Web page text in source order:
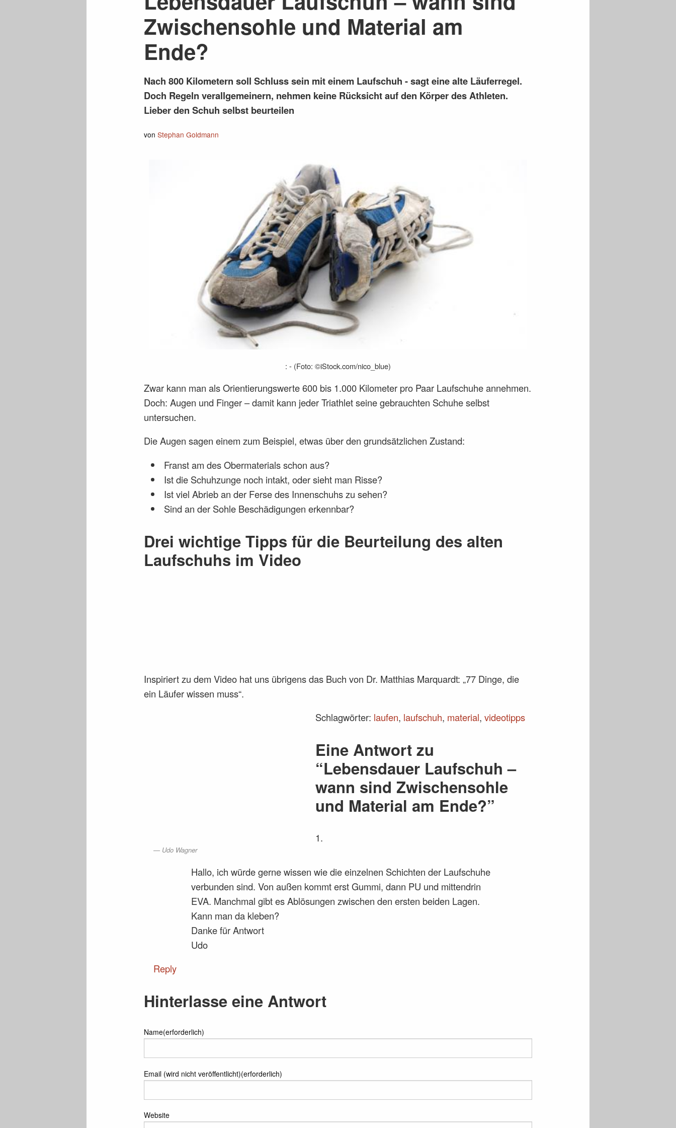
Zwischensohle und Material am
Ende?
Nach 800 Kilometern soll Schluss sein mit einem Laufschuh - sagt eine alte Läuferregel.
Doch Regeln verallgemeinern, nehmen keine Rücksicht auf den Körper des Athleten.
Lieber den Schuh selbst beurteilen
von Stephan Goldmann
: - (Foto: ©iStock.com/nico_blue)
Zwar kann man als Orientierungswerte 600 bis 1.000 Kilometer pro Paar Laufschuhe annehmen.
Doch: Augen und Finger – damit kann jeder Triathlet seine gebrauchten Schuhe selbst
untersuchen.
Die Augen sagen einem zum Beispiel, etwas über den grundsätzlichen Zustand:
Franst am des Obermaterials schon aus?
Ist die Schuhzunge noch intakt, oder sieht man Risse?
Ist viel Abrieb an der Ferse des Innenschuhs zu sehen?
Sind an der Sohle Beschädigungen erkennbar?
Drei wichtige Tipps für die Beurteilung des alten
Laufschuhs im Video
Inspiriert zu dem Video hat uns übrigens das Buch von Dr. Matthias Marquardt: „77 Dinge, die
ein Läufer wissen muss“.
Schlagwörter: laufen, laufschuh, material, videotipps
Eine Antwort zu
“Lebensdauer Laufschuh –
wann sind Zwischensohle
und Material am Ende?”
Udo Wagner
Hallo, ich würde gerne wissen wie die einzelnen Schichten der Laufschuhe
verbunden sind. Von außen kommt erst Gummi, dann PU und mittendrin
EVA. Manchmal gibt es Ablösungen zwischen den ersten beiden Lagen.
Kann man da kleben?
Danke für Antwort
Udo
Reply
Hinterlasse eine Antwort
Name(erforderlich)
Email (wird nicht veröffentlicht)(erforderlich)
Website